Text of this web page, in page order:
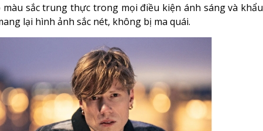
sắc trung thực trong mọi điều kiện ánh sáng và khẩu
lại hình ảnh sắc nét, không bị ma quái.